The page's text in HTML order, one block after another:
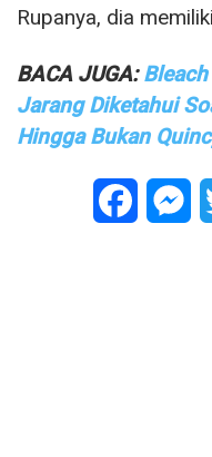
Rupanya, dia
BACA JUGA:
Jarang Diketahui
Hingga Bukan